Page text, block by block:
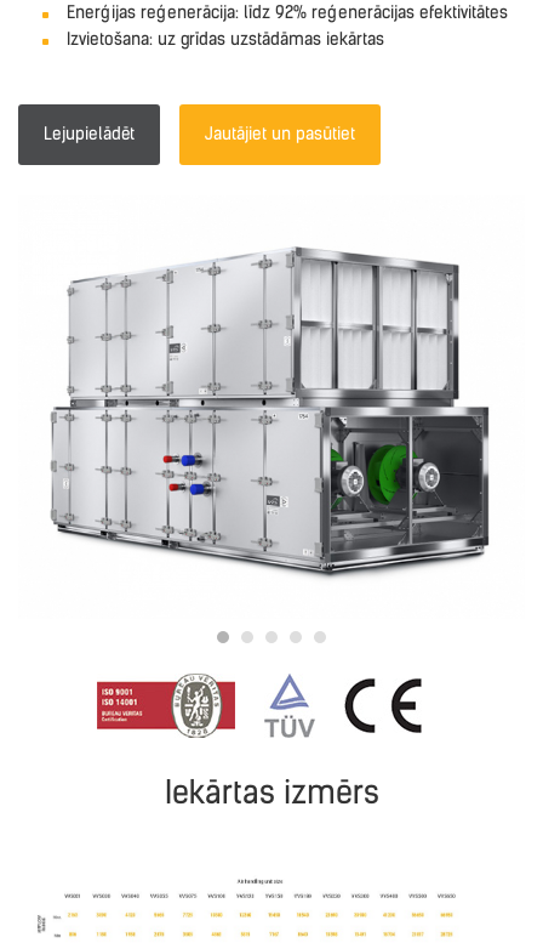
Enerģijas reģenerācija: līdz 92% reģenerācijas efektivitātes
Izvietošana: uz grīdas uzstādāmas iekārtas
Lejupielādēt Jautājiet un pasūtiet
Iekārtas izmērs